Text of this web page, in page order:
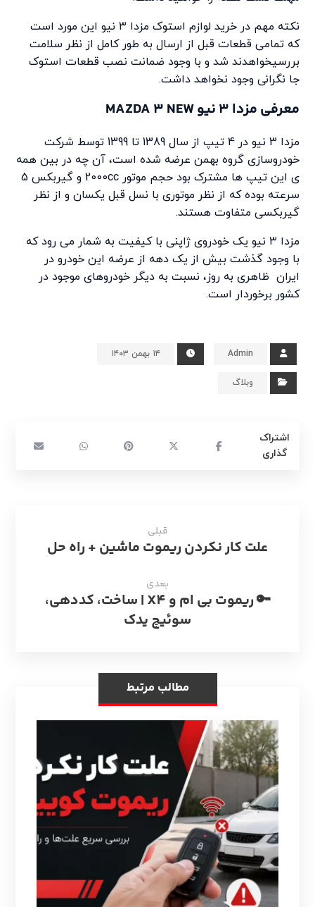
نکته مهم در خرید لوازم استوک مزدا ۳ نیو این مورد است
که تمامی قطعات قبل از ارسال به طور کامل از نظر سلامت
بررسیخواهدند شد و با وجود ضمانت نصب قطعات استوک
جا نگرانی وجود نخواهد داشت.
معرفی مزدا 3 نیو MAZDA 3 NEW
مزدا 3 نیو در 4 تیپ از سال 1389 تا 1399 توسط شرکت
خودروسازی گروه بهمن عرضه شده است، آن چه در بین همه
ی این تیپ ها مشترک بود حجم موتور 2000cc و گیربکس 5
سرعته بوده که از نظر موتوری با نسل قبل یکسان و از نظر
گیربکسی متفاوت هستند.
مزدا ۳ نیو یک خودروی ژاپنی با کیفیت به شمار می رود که
با وجود گذشت بیش از یک دهه از عرضه این خودرو در
ایران ظاهری به روز، نسبت به دیگر خودروهای موجود در
کشور برخوردار است.
Admin ۱۴ بهمن ۱۴۰۳
وبلاگ
قبلی
علت کار نکردن ریموت ماشین + راه حل
بعدی
🔑 ریموت بی ام و X4 | ساخت، کددهی،
سوئیچ یدک
مطالب مرتبط